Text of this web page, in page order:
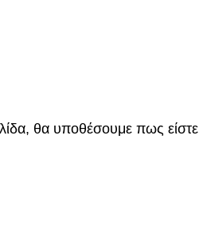
θα υποθέσουμε πως είστε